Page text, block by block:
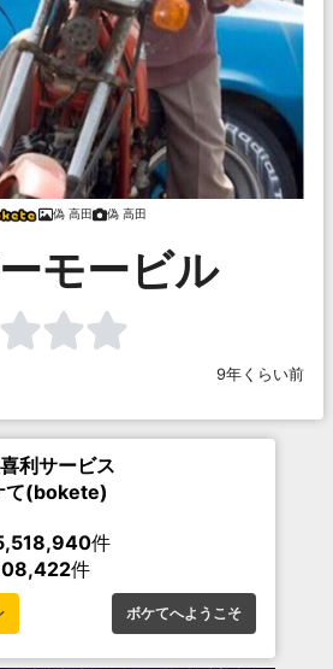
偽 高田 偽 高田
モービル
9年くらい前
利サービス
て(bokete)
件
件
ボケてへようこそ